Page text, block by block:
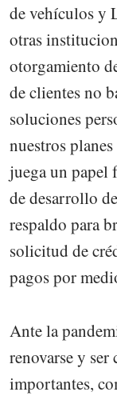
de vehículos y
otras
otorgamiento
de clientes no
soluciones
nuestros
juega un papel
de desarrollo
respaldo para
solicitud de
pagos por
Ante la
renovarse y ser
importantes,